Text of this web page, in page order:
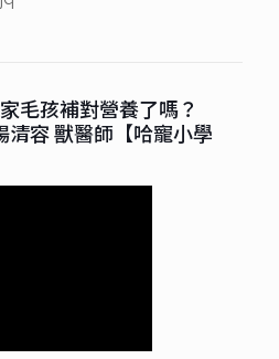
毛孩補對營養了嗎？
容 獸醫師【哈寵小學